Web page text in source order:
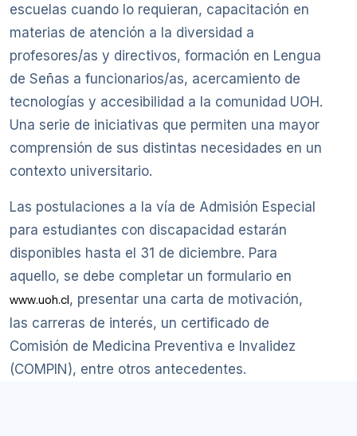
escuelas cuando lo requieran, capacitación en
materias de atención a la diversidad a
profesores/as y directivos, formación en Lengua
de Señas a funcionarios/as, acercamiento de
tecnologías y accesibilidad a la comunidad UOH.
Una serie de iniciativas que permiten una mayor
comprensión de sus distintas necesidades en un
contexto universitario.
Las postulaciones a la vía de Admisión Especial
para estudiantes con discapacidad estarán
disponibles hasta el 31 de diciembre. Para
aquello, se debe completar un formulario en
www.uoh.cl, presentar una carta de motivación,
las carreras de interés, un certificado de
Comisión de Medicina Preventiva e Invalidez
(COMPIN), entre otros antecedentes.